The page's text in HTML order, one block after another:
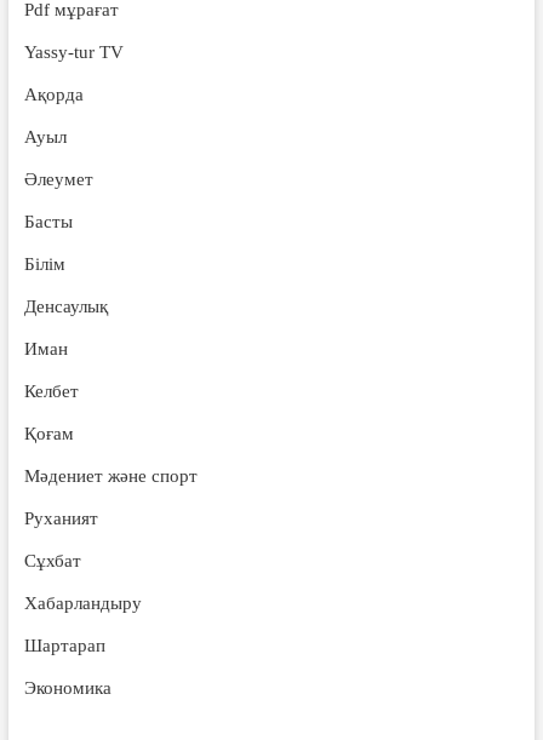
Pdf мұрағат
Yassy-tur TV
Ақорда
Ауыл
Әлеумет
Басты
Білім
Денсаулық
Иман
Келбет
Қоғам
Мәдениет және спорт
Руханият
Сұхбат
Хабарландыру
Шартарап
Экономика